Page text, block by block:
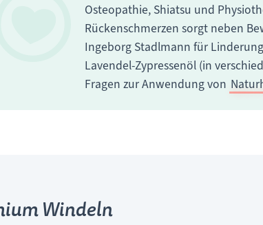
Osteopathie, Shiatsu und
Rückenschmerzen sorgt neben
Ingeborg Stadlmann für
Lavendel-Zypressenöl (in
Fragen zur Anwendung von
Windeln